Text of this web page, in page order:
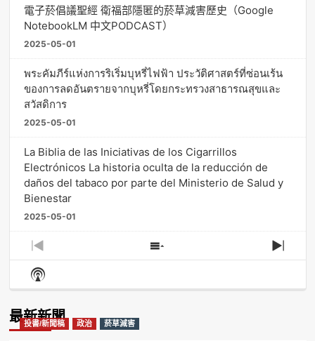
電子菸倡議聖經 衛福部隱匿的菸草減害歷史（Google
NotebookLM 中文PODCAST）
2025-05-01
พระคัมภีร์แห่งการริเริ่มบุหรี่ไฟฟ้า ประวัติศาสตร์ที่ซ่อนเร้น
ของการลดอันตรายจากบุหรี่โดยกระทรวงสาธารณสุขและ
สวัสดิการ
2025-05-01
La Biblia de las Iniciativas de los Cigarrillos
Electrónicos La historia oculta de la reducción de
daños del tabaco por parte del Ministerio de Salud y
Bienestar
2025-05-01
Previous
Episode
Show
Episodes
Next
Show
Podcast
最新新聞
投書/新聞稿 政治 菸草減害